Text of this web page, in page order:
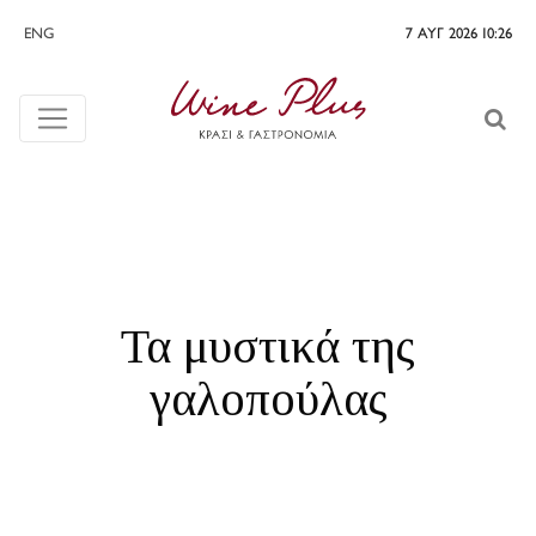
ENG 7 ΑΥΓ 2026 10:26
Τα μυστικά της
γαλοπούλας